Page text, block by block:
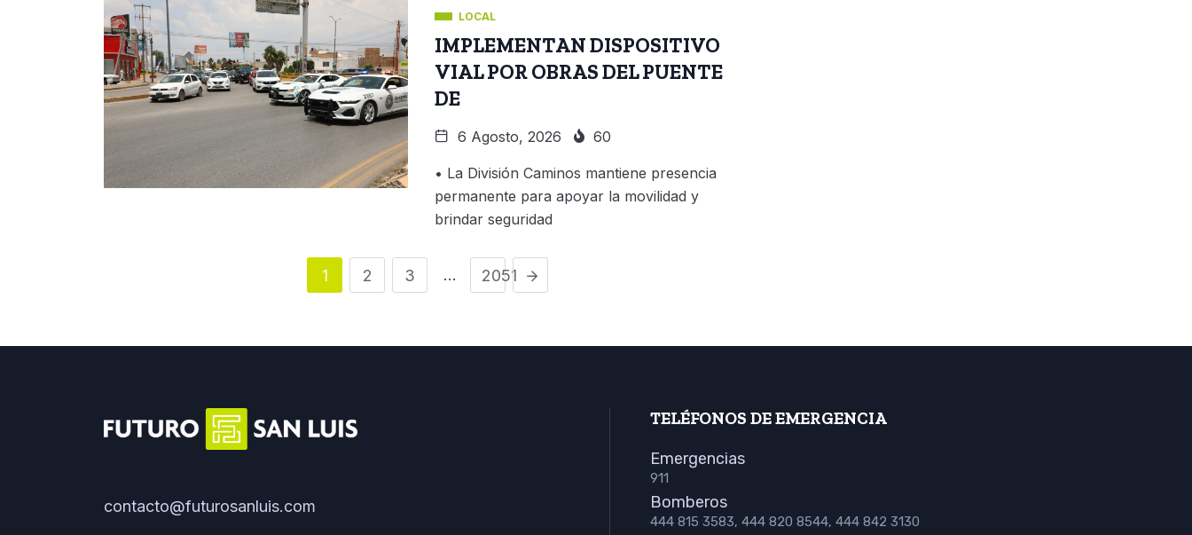
LOCAL
IMPLEMENTAN DISPOSITIVO
VIAL POR OBRAS DEL PUENTE
DE
6 Agosto, 2026 60
• La División Caminos mantiene presencia
permanente para apoyar la movilidad y
brindar seguridad
1 2 3 … 2051
contacto@futurosanluis.com
TELÉFONOS DE EMERGENCIA
Emergencias
911
Bomberos
444 815 3583, 444 820 8544, 444 842 3130